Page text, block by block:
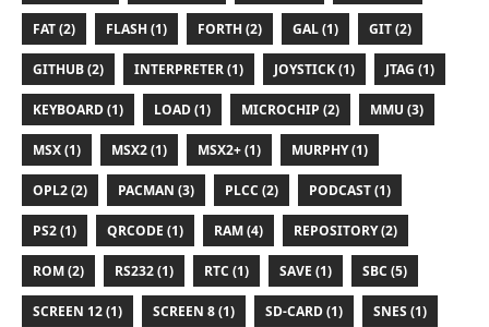
FAT (2) FLASH (1) FORTH (2) GAL (1) GIT (2)
GITHUB (2) INTERPRETER (1) JOYSTICK (1) JTAG (1)
KEYBOARD (1) LOAD (1) MICROCHIP (2) MMU (3)
MSX (1) MSX2 (1) MSX2+ (1) MURPHY (1)
OPL2 (2) PACMAN (3) PLCC (2) PODCAST (1)
PS2 (1) QRCODE (1) RAM (4) REPOSITORY (2)
ROM (2) RS232 (1) RTC (1) SAVE (1) SBC (5)
SCREEN 12 (1) SCREEN 8 (1) SD-CARD (1) SNES (1)